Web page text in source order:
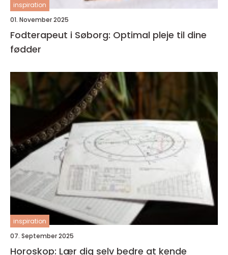
inspiration
01. November 2025
Fodterapeut i Søborg: Optimal pleje til dine
fødder
inspiration
07. September 2025
Horoskop: Lær dig selv bedre at kende